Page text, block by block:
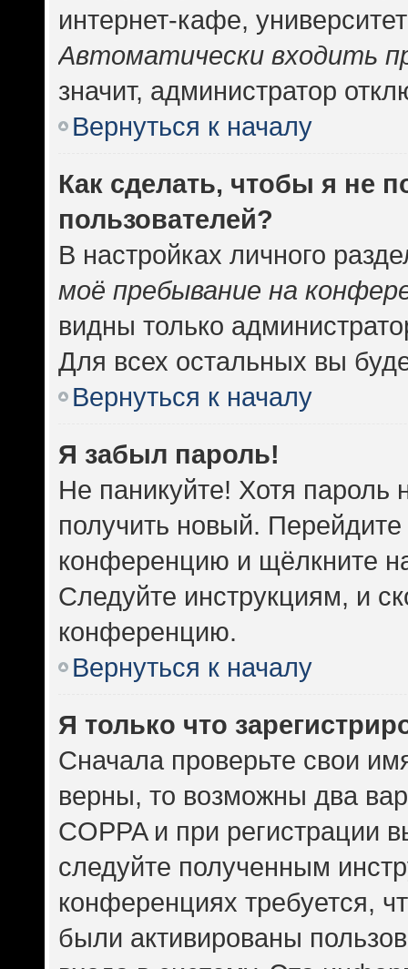
интернет-кафе,
Автоматически входить
значит, администратор
Вернуться к началу
Как сделать, чтобы я не
пользователей?
В настройках личного
моё пребывание на
видны только
Для всех остальных вы
Вернуться к началу
Я забыл пароль!
Не паникуйте! Хотя пароль
получить новый.
конференцию и щёлкните
Следуйте инструкциям, и
конференцию.
Вернуться к началу
Я только что
Сначала проверьте свои
верны, то возможны два
COPPA и при регистрации
следуйте полученным
конференциях требуется,
были активированы